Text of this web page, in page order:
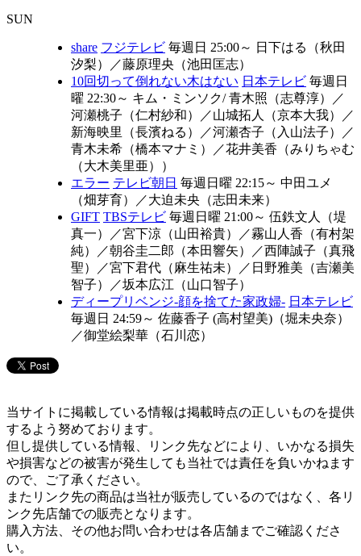
SUN
share フジテレビ 毎週日 25:00～ 日下はる（秋田
汐梨）
／藤原理央（池田匡志）
10回切って倒れない木はない 日本テレビ 毎週日
曜 22:30～ キム・ミンソク/ 青木照（志尊淳）
／
河瀬桃子（仁村紗和）
／山城拓人（京本大我）
／
新海映里（長濱ねる）
／河瀬杏子（入山法子）
／
青木未希（橋本マナミ）
／花井美香（みりちゃむ
（大木美里亜））
エラー テレビ朝日 毎週日曜 22:15～ 中田ユメ
（畑芽育）
／大迫未央（志田未来）
GIFT TBSテレビ 毎週日曜 21:00～ 伍鉄文人（堤
真一）
／宮下涼（山田裕貴） ／霧山人香（有村架
純）
／朝谷圭二郎（本田響矢） ／西陣誠子（真飛
聖）
／宮下君代（麻生祐未） ／ 日野雅美（吉瀬美
智子）
／坂本広江（山口智子）
ディープリベンジ-顔を捨てた家政婦- 日本テレビ
毎週日 24:59～ 佐藤香子 (高村望美)（堀未央奈）
／御堂絵梨華（石川恋）
当サイトに掲載している情報は掲載時点の正しいものを提供
するよう努めております。
但し提供している情報、リンク先などにより、いかなる損失
や損害などの被害が発生しても当社では責任を負いかねます
ので、ご了承ください。
またリンク先の商品は当社が販売しているのではなく、各リ
ンク先店舗での販売となります。
購入方法、その他お問い合わせは各店舗までご確認くださ
い。